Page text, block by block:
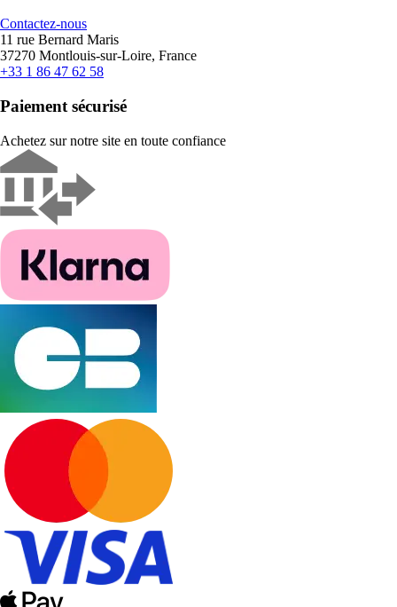
Contactez-nous
11 rue Bernard Maris
37270 Montlouis-sur-Loire, France
+33 1 86 47 62 58
Paiement sécurisé
Achetez sur notre site en toute confiance